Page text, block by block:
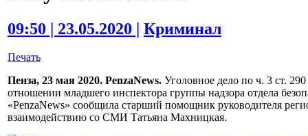
09:50 | 23.05.2020 | Криминал
Печать
Пенза, 23 мая 2020. PenzaNews. Уголовное дело по ч. 3 ст.
отношении младшего инспектора группы надзора отдела
«PenzaNews» сообщила старший помощник руководителя
взаимодействию со СМИ Татьяна Махницкая.